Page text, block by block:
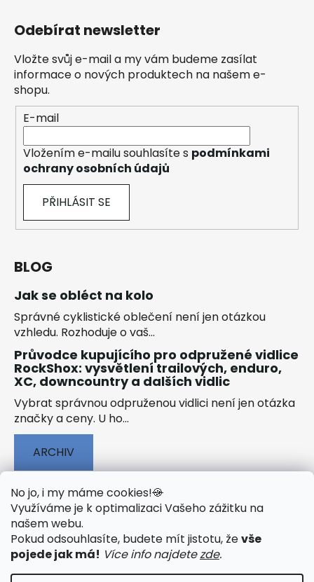
No jo, i my máme cookies!🍪
Využíváme je k optimalizaci Vašeho zážitku na
našem webu.
Pokud odsouhlasíte, budete mít jistotu, ževše
pojede jak má! Více info najdetezde.
Odebírat newsletter
Vložte svůj e-mail a my vám budeme zasílat
informace o nových produktech na našem e-
shopu.
E-mail
Vložením e-mailu souhlasíte s podmínkami
ochrany osobních údajů
PŘIHLÁSIT SE
BLOG
Jak se obléct na kolo
Správné cyklistické oblečení není jen otázkou
vzhledu. Rozhoduje o vaš...
Průvodce kupujícího pro odpružené vidlice
RockShox: vysvětlení trailových, enduro,
XC, downcountry a dalších vidlic
Vybrat správnou odpruženou vidlici není jen otázka
značky a ceny. U ho...
ARCHIV
🟢 TECHNOLOGIE
🟢 O ELEKTROKOLECH
🟢 NÁVODY KE STAŽENÍ